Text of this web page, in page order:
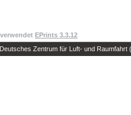
EPrints 3.3.12
Zentrum für Luft- und Raumfahrt